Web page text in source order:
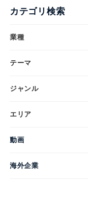
カテゴリ検索
業種
テーマ
ジャンル
エリア
動画
海外企業